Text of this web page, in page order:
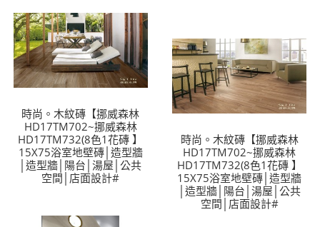
時尚。木紋磚【挪威森林
HD17TM702~挪威森林
HD17TM732(8色1花磚 】
15X75浴室地壁磚│造型牆
│造型牆│陽台│湯屋│公共
空間│店面設計#
時尚。木紋磚【挪威森林
HD17TM702~挪威森林
HD17TM732(8色1花磚 】
15X75浴室地壁磚│造型牆
│造型牆│陽台│湯屋│公共
空間│店面設計#